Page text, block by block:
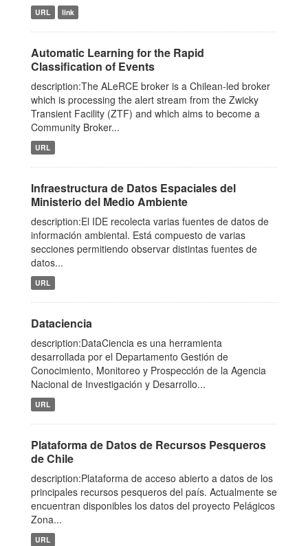
URL link
Automatic Learning for the Rapid
Classification of Events
description:The ALeRCE broker is a Chilean-led broker
which is processing the alert stream from the Zwicky
Transient Facility (ZTF) and which aims to become a
Community Broker...
URL
Infraestructura de Datos Espaciales del
Ministerio del Medio Ambiente
description:El IDE recolecta varias fuentes de datos de
información ambiental. Está compuesto de varias
secciones permitiendo observar distintas fuentes de
datos...
URL
Dataciencia
description:DataCiencia es una herramienta
desarrollada por el Departamento Gestión de
Conocimiento, Monitoreo y Prospección de la Agencia
Nacional de Investigación y Desarrollo...
URL
Plataforma de Datos de Recursos Pesqueros
de Chile
description:Plataforma de acceso abierto a datos de los
principales recursos pesqueros del país. Actualmente se
encuentran disponibles los datos del proyecto Pelágicos
Zona...
URL